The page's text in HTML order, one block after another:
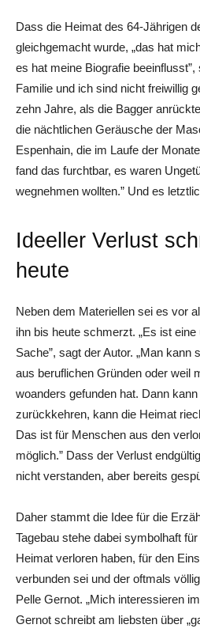
Dass die Heimat des 64-Jährigen
gleichgemacht wurde, „das hat
es hat meine Biografie
Familie und ich sind nicht freiwillig
zehn Jahre, als die Bagger
die nächtlichen Geräusche der
Espenhain, die im Laufe der
fand das furchtbar, es waren
wegnehmen wollten.” Und es
Ideeller Verlust
heute
Neben dem Materiellen sei es vor
ihn bis heute schmerzt. „Es ist
Sache”, sagt der Autor. „Man kann
aus beruflichen Gründen oder weil
woanders gefunden hat. Dann
zurückkehren, kann die Heimat
Das ist für Menschen aus den
möglich.” Dass der Verlust
nicht verstanden, aber bereits
Daher stammt die Idee für die
Tagebau stehe dabei symbolhaft
Heimat verloren haben, für den
verbunden sei und der oftmals
Pelle Gernot. „Mich interessieren
Gernot schreibt am liebsten über